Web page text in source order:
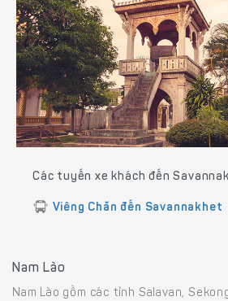
Các tuyến xe khách đến
Viêng Chăn đến Savannakhet
Nam Lào
Nam Lào gồm các tỉnh Salavan,